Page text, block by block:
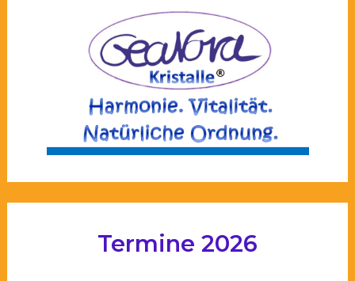
Termine 2026